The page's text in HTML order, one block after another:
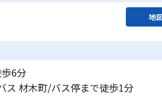
地
6分
ス 材木町/バス停まで徒歩1分